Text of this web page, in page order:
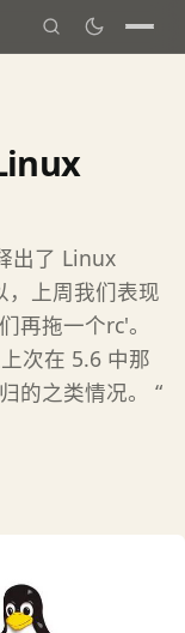
出了 Linux
，上周我们表现
再拖一个rc'。
次在 5.6 中那
的之类情况。 “